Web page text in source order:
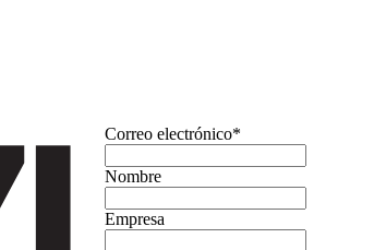
Correo electrónico*
Nombre
Empresa